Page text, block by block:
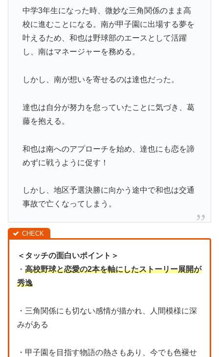
中学3年生になった時、微妙な三角関係のまま高
校に進むことになる。南が甲子園に出場する夢を
叶えるため、和也は野球部のエースとして活躍
し、南はマネージャーを務める。
しかし、南が想いを寄せるのは達也だった。
達也は自分が努力を怠っていたことに気づき、葛
藤を抱える。
和也は南へのアプローチを始め、達也にも恋を諦
めずに戦うように促す！
しかし、地区予選決勝に向かう途中で和也は交通
事故で亡くなってしまう。
＜タッチの面白いポイント＞
・ 高校野球と恋愛の2本を軸にしたストーリー展開が
秀逸
・三角関係にも切ない感情が描かれ、人間模様に深
みがある
・甲子園を目指す物語の熱さもあり、今でも色褪せ